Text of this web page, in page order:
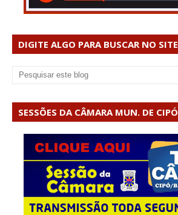
DIGITE ALGO PARA BUSCAR NO SITE
SESSÕES DA CÂMARA MUN. DE CIPÓ